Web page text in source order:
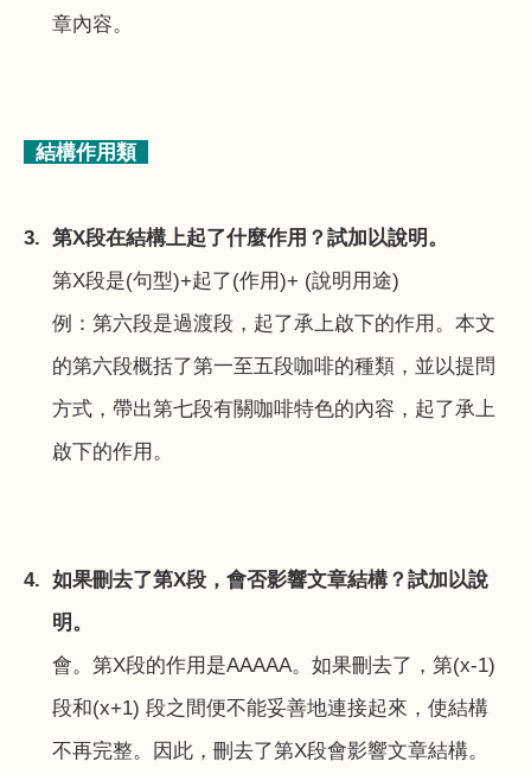
章內容。
結構作用類
3. 第X段在結構上起了什麼作用？試加以說明。
第X段是(句型)+起了(作用)+ (說明用途)
例：第六段是過渡段，起了承上啟下的作用。本文
的第六段概括了第一至五段咖啡的種類，並以提問
方式，帶出第七段有關咖啡特色的內容，起了承上
啟下的作用。
4. 如果刪去了第X段，會否影響文章結構？試加以說
明。
會。第X段的作用是AAAAA。如果刪去了，第(x-1)
段和(x+1) 段之間便不能妥善地連接起來，使結構
不再完整。因此，刪去了第X段會影響文章結構。